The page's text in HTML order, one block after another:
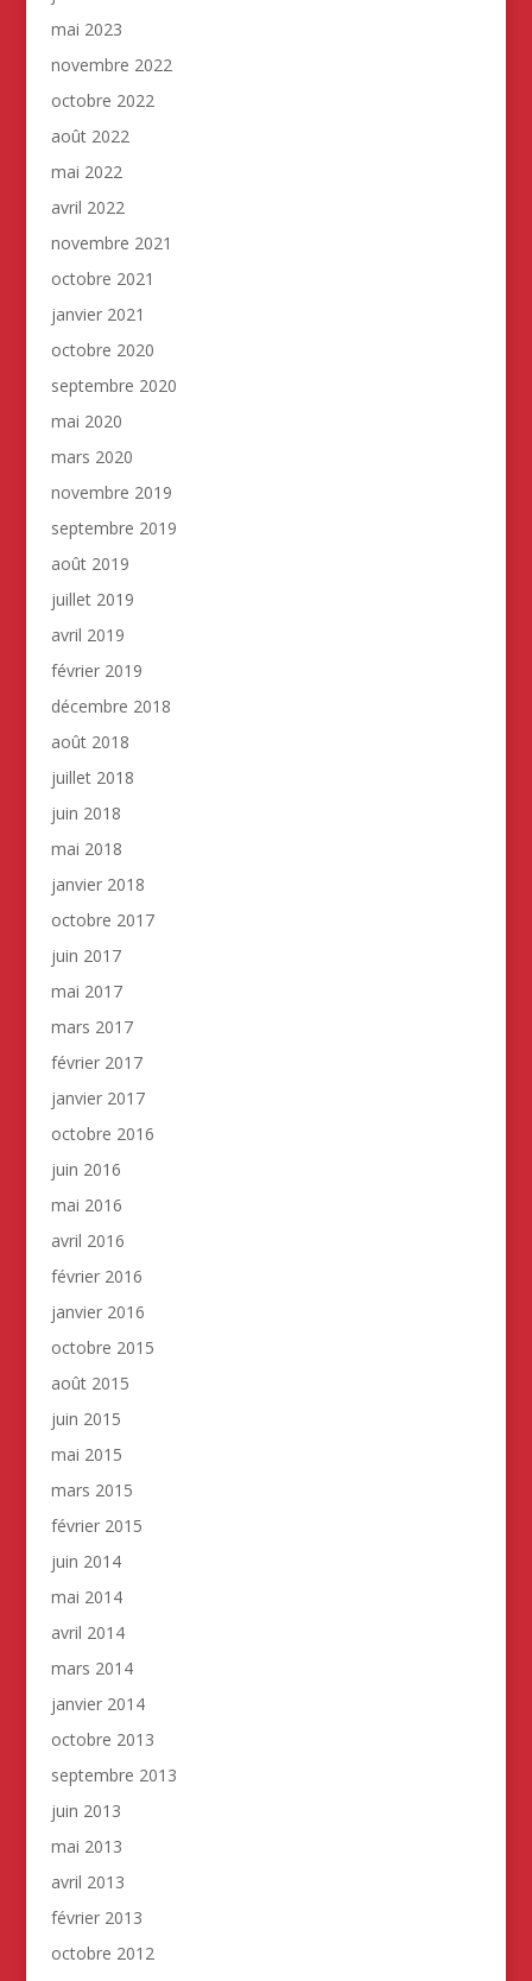
mai 2023
novembre 2022
octobre 2022
août 2022
mai 2022
avril 2022
novembre 2021
octobre 2021
janvier 2021
octobre 2020
septembre 2020
mai 2020
mars 2020
novembre 2019
septembre 2019
août 2019
juillet 2019
avril 2019
février 2019
décembre 2018
août 2018
juillet 2018
juin 2018
mai 2018
janvier 2018
octobre 2017
juin 2017
mai 2017
mars 2017
février 2017
janvier 2017
octobre 2016
juin 2016
mai 2016
avril 2016
février 2016
janvier 2016
octobre 2015
août 2015
juin 2015
mai 2015
mars 2015
février 2015
juin 2014
mai 2014
avril 2014
mars 2014
janvier 2014
octobre 2013
septembre 2013
juin 2013
mai 2013
avril 2013
février 2013
octobre 2012